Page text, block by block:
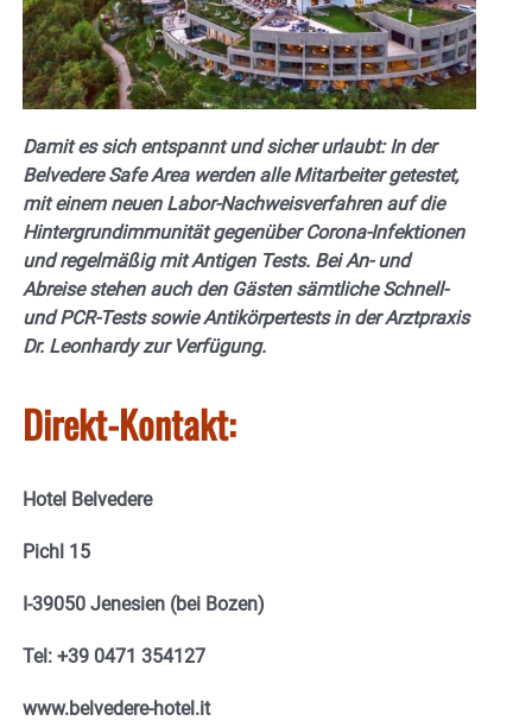
Damit es sich entspannt und sicher urlaubt: In der
Belvedere Safe Area werden alle Mitarbeiter getestet,
mit einem neuen Labor-Nachweisverfahren auf die
Hintergrundimmunität gegenüber Corona-Infektionen
und regelmäßig mit Antigen Tests. Bei An- und
Abreise stehen auch den Gästen sämtliche Schnell-
und PCR-Tests sowie Antikörpertests in der Arztpraxis
Dr. Leonhardy zur Verfügung.
Direkt-Kontakt:
Hotel Belvedere
Pichl 15
I-39050 Jenesien (bei Bozen)
Tel: +39 0471 354127
www.belvedere-hotel.it